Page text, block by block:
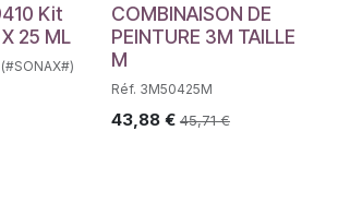
Kit
25 ML
COMBINAISON DE
PEINTURE 3M TAILLE
M
Réf. 3M50425M
43,88€ 45,71€